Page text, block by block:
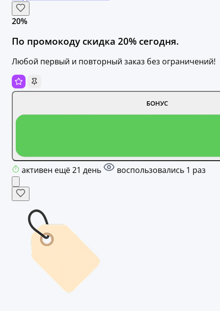
20%
По промокоду скидка 20% сегодня.
Любой первый и повторный заказ без ограничений!
БОНУС
активен ещё 21 день воспользовались 1 раз